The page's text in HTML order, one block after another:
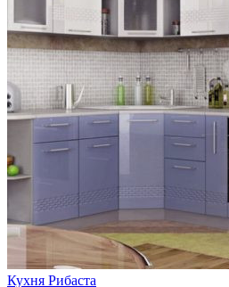
Кухня Рибаста